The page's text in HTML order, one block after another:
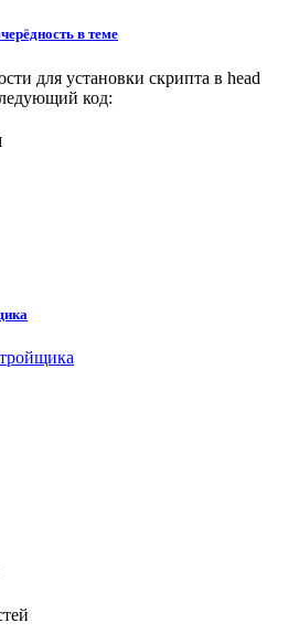
в теме
для установки скрипта в head
код: